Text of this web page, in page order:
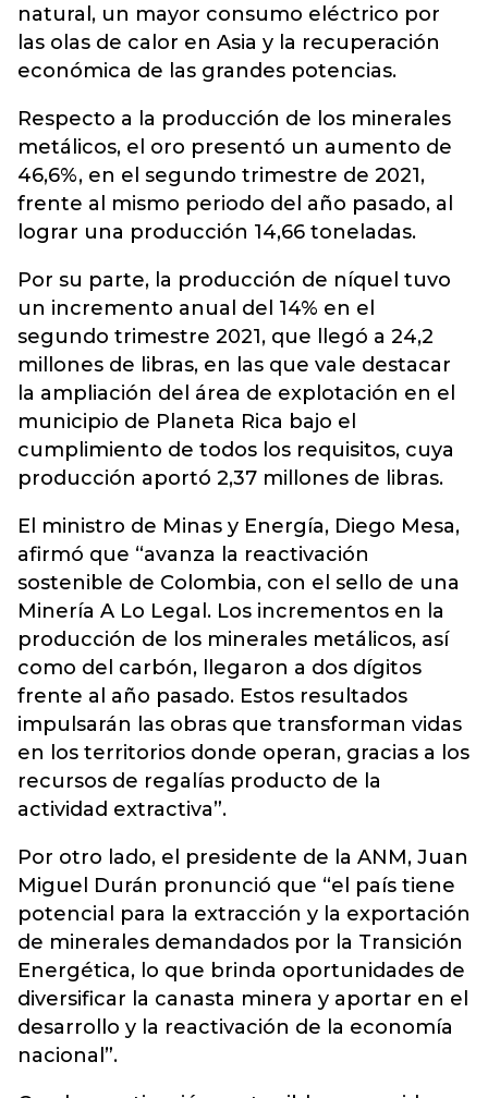
natural, un mayor consumo eléctrico por
las olas de calor en Asia y la recuperación
económica de las grandes potencias.
Respecto a la producción de los minerales
metálicos, el oro presentó un aumento de
46,6%, en el segundo trimestre de 2021,
frente al mismo periodo del año pasado, al
lograr una producción 14,66 toneladas.
Por su parte, la producción de níquel tuvo
un incremento anual del 14% en el
segundo trimestre 2021, que llegó a 24,2
millones de libras, en las que vale destacar
la ampliación del área de explotación en el
municipio de Planeta Rica bajo el
cumplimiento de todos los requisitos, cuya
producción aportó 2,37 millones de libras.
El ministro de Minas y Energía, Diego Mesa,
afirmó que “avanza la reactivación
sostenible de Colombia, con el sello de una
Minería A Lo Legal. Los incrementos en la
producción de los minerales metálicos, así
como del carbón, llegaron a dos dígitos
frente al año pasado. Estos resultados
impulsarán las obras que transforman vidas
en los territorios donde operan, gracias a los
recursos de regalías producto de la
actividad extractiva”.
Por otro lado, el presidente de la ANM, Juan
Miguel Durán pronunció que “el país tiene
potencial para la extracción y la exportación
de minerales demandados por la Transición
Energética, lo que brinda oportunidades de
diversificar la canasta minera y aportar en el
desarrollo y la reactivación de la economía
nacional”.